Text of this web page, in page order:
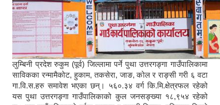
लुम्बिनी प्रदेश रुकुम (पूर्व) जिल्लामा पर्ने पुथा उत्तरगङ्गा गाउँपालिकामा
साविकका रन्मामैकोट, हुकाम, तकसेरा, जाङ, कोल र राङ्सी गरी ६ वटा
गा.वि.स.हरु समावेश भएका छन्। ५६०.३४ वर्ग कि.मि.क्षेत्रफल रहेको
यस पुथा उत्तरगङ्गा गाउँपालिकाको कुल जनसङ्ख्या १८,९५४ रहेको